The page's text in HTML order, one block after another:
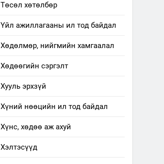
Төсөл хөтөлбөр
Үйл ажиллагааны ил тод байдал
Хөдөлмөр, нийгмийн хамгаалал
Хөдөөгийн сэргэлт
Хууль эрхзүй
Хүний нөөцийн ил тод байдал
Хүнс, хөдөө аж ахуй
Хэлтэсүүд
ИЛ ТОД БАЙДАЛ
байгаа хууль тогтоомж
ИЛ ТОД БАЙДАЛ
явуулж байгаа үйл
үйлчилгээ, ашиглаж байгаа
техник, технологийн хүн,
Нээлттэй засгийн түншлэл